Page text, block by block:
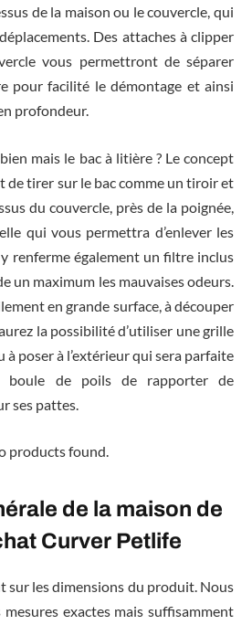
de la maison ou le couvercle, qui
Des attaches à clipper
vous permettront de séparer
pour facilité le démontage et ainsi
profondeur.
mais le bac à litière ? Le concept
de tirer sur le bac comme un tiroir et
du couvercle, près de la poignée,
qui vous permettra d’enlever les
renferme également un filtre inclus
un maximum les mauvaises odeurs.
en grande surface, à découper
la possibilité d’utiliser une grille
à poser à l’extérieur qui sera parfaite
de poils de rapporter de
ses pattes.
products found.
de la maison de
Curver Petlife
sur les dimensions du produit. Nous
mesures exactes mais suffisamment